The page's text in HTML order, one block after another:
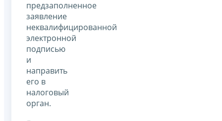
предзаполненное
заявление
неквалифицированной
электронной
подписью
и
направить
его в
налоговый
орган.